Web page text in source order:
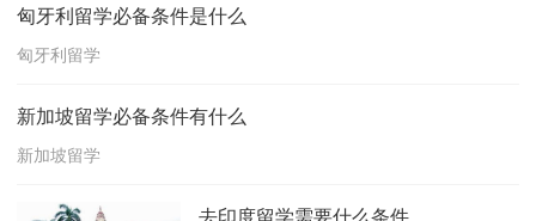
匈牙利留学必备条件是什么
匈牙利留学
新加坡留学必备条件有什么
新加坡留学